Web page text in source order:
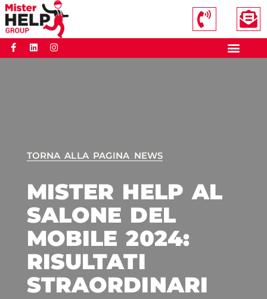
TORNA ALLA PAGINA NEWS
MISTER HELP AL
SALONE DEL
MOBILE 2024:
RISULTATI
STRAORDINARI